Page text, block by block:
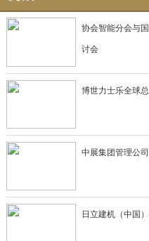
协会智能分会与
讨会
博世力士乐全球
中展集团管理公
日立建机（中国